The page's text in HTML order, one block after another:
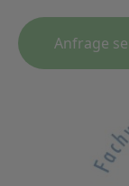
Anfrage